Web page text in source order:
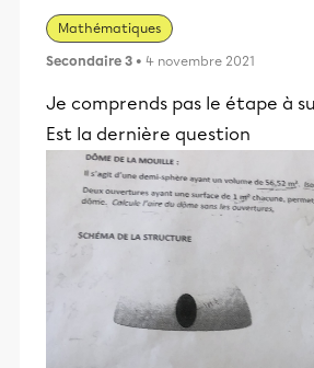
Mathématiques
Secondaire 3 • 4 novembre 2021
Je comprends pas le étape à
Est la dernière question